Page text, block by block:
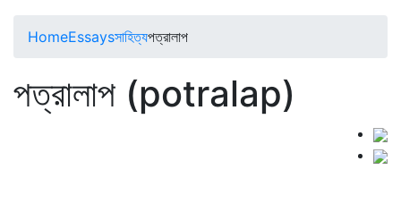
HomeEssaysসাহিত্যপত্রালাপ
পত্রালাপ (potralap)